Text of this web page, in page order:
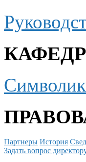
Партнеры История
Задать вопрос